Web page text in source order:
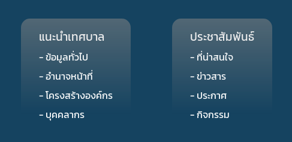
แนะนำเทศบาล
- ข้อมูลทั่วไป
- อำนาจหน้าที่
- โครงสร้างองค์กร
- บุคคลากร
ประชาสัมพันธ์
- ที่น่าสนใจ
- ข่าวสาร
- ประกาศ
- กิจกรรม